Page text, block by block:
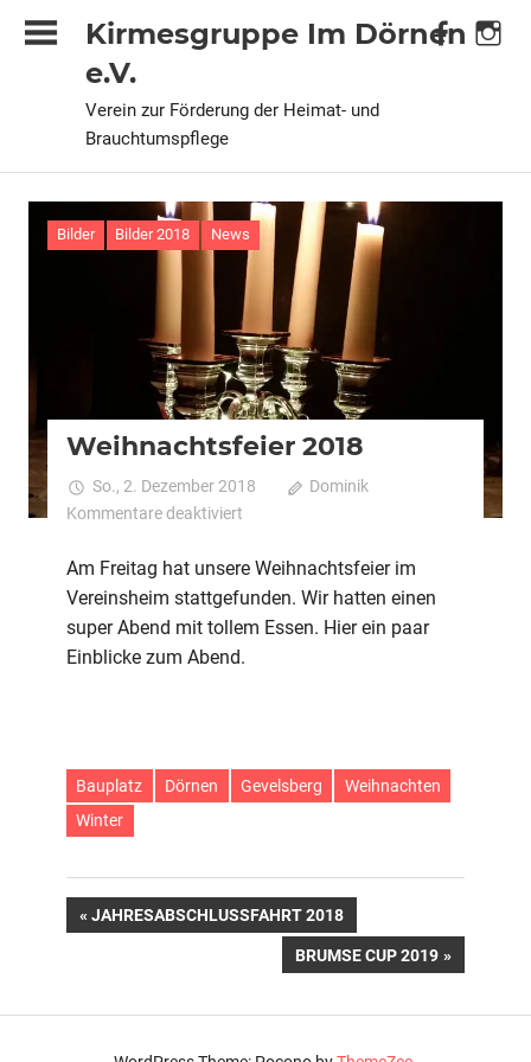
Inhalt
Kirmesgruppe Im Dörnen
e.V.
Verein zur Förderung der Heimat- und
Brauchtumspflege
Bilder Bilder 2018 News
Weihnachtsfeier 2018
So., 2. Dezember 2018
Dominik
Kommentare deaktiviert
2018
Am Freitag hat unsere Weihnachtsfeier im
Vereinsheim stattgefunden. Wir hatten einen
super Abend mit tollem Essen. Hier ein paar
Einblicke zum Abend.
Bauplatz Dörnen Gevelsberg
Weihnachten
Winter
Beitragsnavigation
VORHERIGER
JAHRESABSCHLUSSFAHRT 2018
NÄCHSTER
BRUMSE CUP 2019